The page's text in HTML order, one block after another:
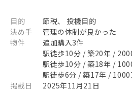
目的
節税、 投機目的
決め手
管理の体制が良かった
物件
追加購入3件
駅徒歩10分 / 築20年 /
駅徒歩10分 / 築18年 /
駅徒歩6分 / 築17年 / 1000
掲載日
2025年11月21日